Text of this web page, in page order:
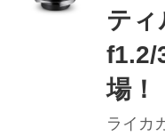
ティ
f1.2/
場！
ライカ